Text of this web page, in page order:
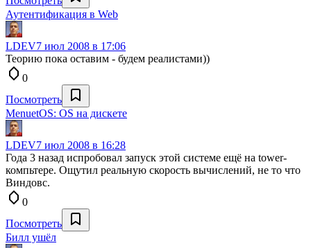
Аутентификация в Web
LDEV7 июл 2008 в 17:06
Теорию пока оставим - будем реалистами))
0
Посмотреть
MenuetOS: OS на дискете
LDEV7 июл 2008 в 16:28
Года 3 назад испробовал запуск этой системе ещё на tower-
компьтере. Ощутил реальную скорость вычислений, не то что
Виндовс.
0
Посмотреть
Билл ушёл